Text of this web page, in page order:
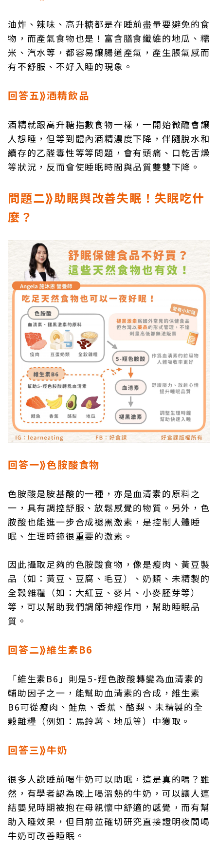
油炸、辣味、高升糖都是在睡前盡量要避免的食
物，而產氣食物也是！富含膳食纖維的地瓜、糯
米、汽水等，都容易讓腸道產氣，產生脹氣感而
有不舒服、不好入睡的現象。
回答五⟫酒精飲品
酒精就跟高升糖指數食物一樣，一開始微醺會讓
人想睡，但等到體內酒精濃度下降，伴隨脫水和
續存的乙醛毒性等等問題，會有頭痛、口乾舌燥
等狀況，反而會使睡眠時間與品質雙雙下降。
問題二⟫助眠與改善失眠！失眠吃什
麼？
回答一⟫色胺酸食物
色胺酸是胺基酸的一種，亦是血清素的原料之
一，具有調控舒服、放鬆感覺的物質。另外，色
胺酸也能進一步合成褪黑激素，是控制人體睡
眠、生理時鐘很重要的激素。
因此攝取足夠的色胺酸食物，像是瘦肉、黃豆製
品（如：黃豆、豆腐、毛豆）、奶類、未精製的
全榖雜糧（如：大紅豆、麥片、小麥胚芽等）
等，可以幫助我們調節神經作用，幫助睡眠品
質。
回答二⟫維生素B6
「維生素B6」則是5-羥色胺酸轉變為血清素的
輔助因子之一，能幫助血清素的合成，維生素
B6可從瘦肉、鮭魚、香蕉、酪梨、未精製的全
榖雜糧（例如：馬鈴薯、地瓜等）中獲取。
回答三⟫牛奶
很多人說睡前喝牛奶可以助眠，這是真的嗎？雖
然，有學者認為晚上喝溫熱的牛奶，可以讓人連
結嬰兒時期被抱在母親懷中舒適的感覺，而有幫
助入睡效果，但目前並確切研究直接證明夜間喝
牛奶可改善睡眠。